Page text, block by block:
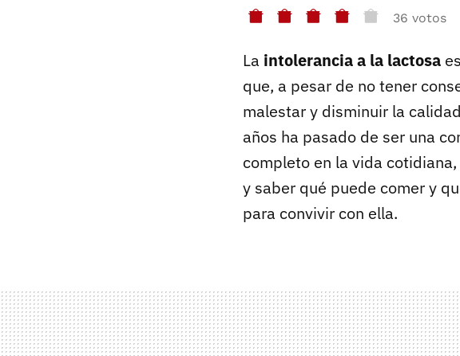
36 votos
La intolerancia a la lactosa
que, a pesar de no tener
malestar y disminuir la
años ha pasado de ser una
completo en la vida
y saber qué puede comer y
para convivir con ella.